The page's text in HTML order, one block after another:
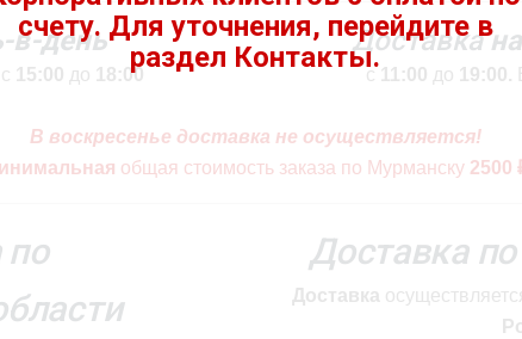
в-день
15:00 до 18:00
Доставка
с 11:00 до 19:00.
В воскресенье доставка не осуществляется!
общая стоимость заказа по Мурманску 2500
по
Доставка
Доставка